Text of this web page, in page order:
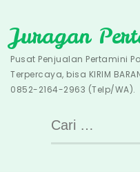
to
content
Juragan
Pusat Penjualan Pertamini
Terpercaya, bisa KIRIM
0852-2164-2963 (Telp/WA).
Cari
untuk: